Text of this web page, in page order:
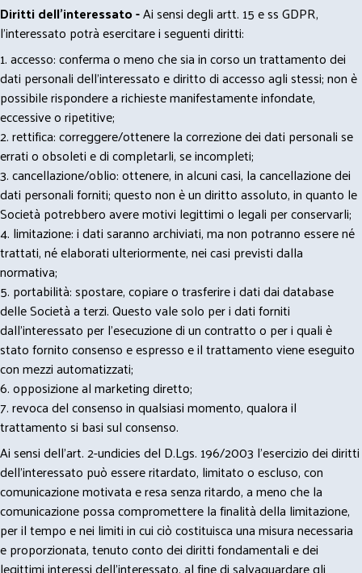
Diritti dell’interessato -Ai sensi degli artt. 15 e ss GDPR,
l’interessato potrà esercitare i seguenti diritti:
1. accesso: conferma o meno che sia in corso un trattamento dei
dati personali dell’interessato e diritto di accesso agli stessi; non è
possibile rispondere a richieste manifestamente infondate,
eccessive o ripetitive;
2. rettifica: correggere/ottenere la correzione dei dati personali se
errati o obsoleti e di completarli, se incompleti;
3. cancellazione/oblio: ottenere, in alcuni casi, la cancellazione dei
dati personali forniti; questo non è un diritto assoluto, in quanto le
Società potrebbero avere motivi legittimi o legali per conservarli;
4. limitazione: i dati saranno archiviati, ma non potranno essere né
trattati, né elaborati ulteriormente, nei casi previsti dalla
normativa;
5. portabilità: spostare, copiare o trasferire i dati dai database
delle Società a terzi. Questo vale solo per i dati forniti
dall’interessato per l’esecuzione di un contratto o per i quali è
stato fornito consenso e espresso e il trattamento viene eseguito
con mezzi automatizzati;
6. opposizione al marketing diretto;
7. revoca del consenso in qualsiasi momento, qualora il
trattamento si basi sul consenso.
Ai sensi dell’art. 2-undicies del D.Lgs. 196/2003 l’esercizio dei diritti
dell’interessato può essere ritardato, limitato o escluso, con
comunicazione motivata e resa senza ritardo, a meno che la
comunicazione possa compromettere la finalità della limitazione,
per il tempo e nei limiti in cui ciò costituisca una misura necessaria
e proporzionata, tenuto conto dei diritti fondamentali e dei